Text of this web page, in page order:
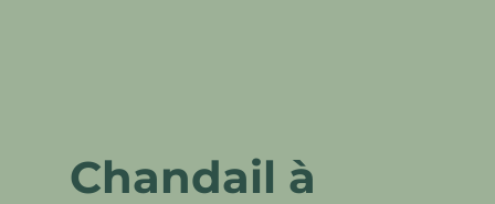
Chandail à